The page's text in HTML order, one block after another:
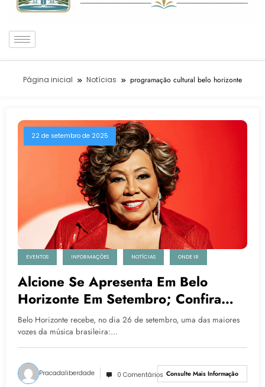
Página inicial Notícias programação cultural belo horizonte
22 de setembro de 2025
EVENTOS INFORMAÇÕES NOTÍCIAS ONDE IR
Alcione Se Apresenta Em Belo
Horizonte Em Setembro; Confira
Detalhes
Belo Horizonte recebe, no dia 26 de setembro, uma das maiores
vozes da música brasileira:…
Pracadaliberdade 0 Comentários Consulte Mais Informação